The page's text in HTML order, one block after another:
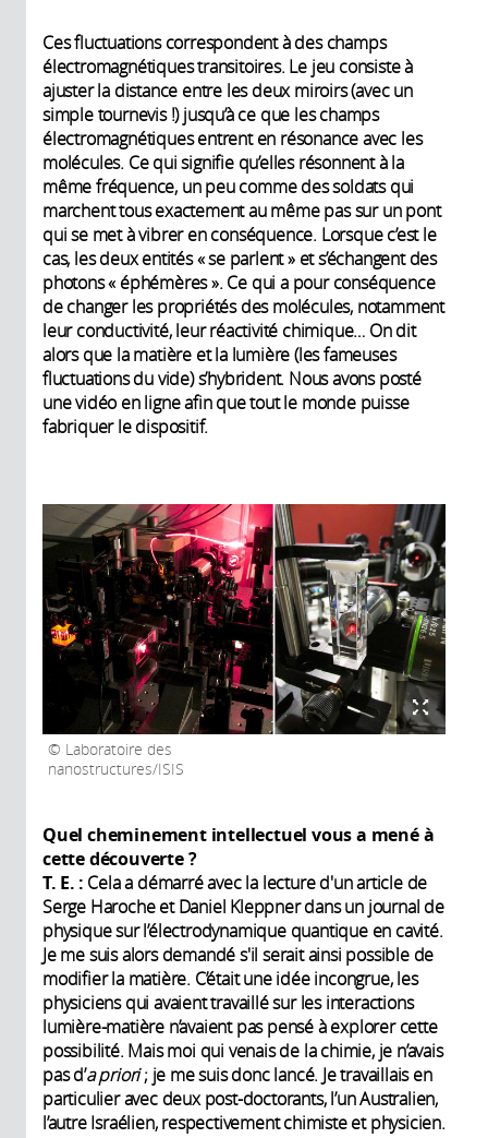
Ces fluctuations correspondent à des champs
électromagnétiques transitoires. Le jeu consiste à
ajuster la distance entre les deux miroirs (avec un
simple tournevis !) jusqu’à ce que les champs
électromagnétiques entrent en résonance avec les
molécules. Ce qui signifie qu’elles résonnent à la
même fréquence, un peu comme des soldats qui
marchent tous exactement au même pas sur un pont
qui se met à vibrer en conséquence. Lorsque c’est le
cas, les deux entités « se parlent » et s’échangent des
photons « éphémères ». Ce qui a pour conséquence
de changer les propriétés des molécules, notamment
leur conductivité, leur réactivité chimique… On dit
alors que la matière et la lumière (les fameuses
fluctuations du vide) s’hybrident. Nous avons posté
une vidéo en ligne afin que tout le monde puisse
fabriquer le dispositif.
Laboratoire des
nanostructures/ISIS
Quel cheminement intellectuel vous a mené à
cette découverte ?
T. E. : Cela a démarré avec la lecture d'un article de
Serge Haroche et Daniel Kleppner dans un journal de
physique sur l’électrodynamique quantique en cavité.
Je me suis alors demandé s'il serait ainsi possible de
modifier la matière. C’était une idée incongrue, les
physiciens qui avaient travaillé sur les interactions
lumière-matière n’avaient pas pensé à explorer cette
possibilité. Mais moi qui venais de la chimie, je n’avais
pas d’a priori; je me suis donc lancé. Je travaillais en
particulier avec deux post-doctorants, l’un Australien,
l’autre Israélien, respectivement chimiste et physicien.